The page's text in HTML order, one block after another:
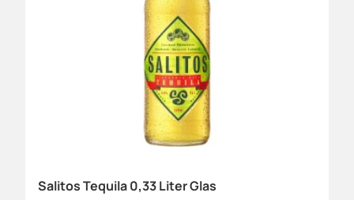
Salitos Tequila 0,33 Liter Glas